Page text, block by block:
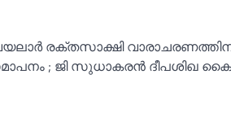
രക്തസാക്ഷി
; ജി സുധാകരന്‍ ദീപശിഖ